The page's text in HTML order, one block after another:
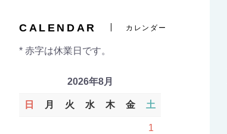
CALENDAR カレンダー
* 赤字は休業日です。
2026年8月
日 月 火 水 木 金 土
1